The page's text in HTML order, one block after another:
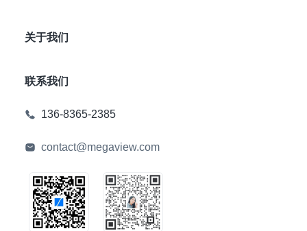
关于我们
联系我们
136-8365-2385
contact@megaview.com